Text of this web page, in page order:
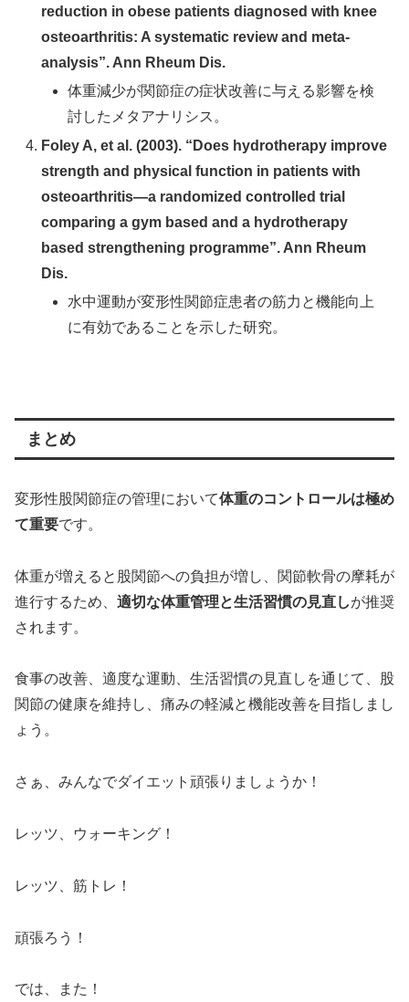
reduction in obese patients diagnosed with knee
osteoarthritis: A systematic review and meta-
analysis”. Ann Rheum Dis.
体重減少が関節症の症状改善に与える影響を検
討したメタアナリシス。
Foley A, et al. (2003). “Does hydrotherapy improve
strength and physical function in patients with
osteoarthritis—a randomized controlled trial
comparing a gym based and a hydrotherapy
based strengthening programme”. Ann Rheum
Dis.
水中運動が変形性関節症患者の筋力と機能向上
に有効であることを示した研究。
まとめ
変形性股関節症の管理において体重のコントロールは極め
て重要です。
体重が増えると股関節への負担が増し、関節軟骨の摩耗が
進行するため、 適切な体重管理と生活習慣の見直しが推奨
されます。
食事の改善、適度な運動、生活習慣の見直しを通じて、股
関節の健康を維持し、痛みの軽減と機能改善を目指しまし
ょう。
さぁ、みんなでダイエット頑張りましょうか！
レッツ、ウォーキング！
レッツ、筋トレ！
頑張ろう！
では、また！